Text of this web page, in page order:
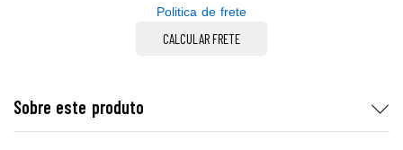
Politica de frete
CALCULAR FRETE
Sobre este produto